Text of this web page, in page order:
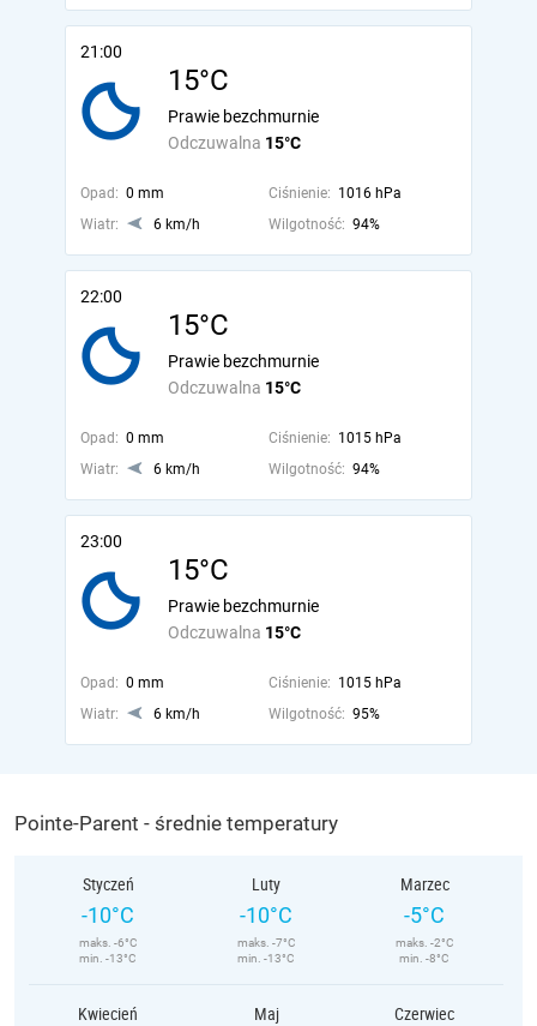
21:00
15°C
Odczuwalna 15°C
Prawie bezchmurnie
Opad: 0 mm Ciśnienie: 1016 hPa
Wiatr:
6 km/h Wilgotność: 94%
22:00
15°C
Odczuwalna 15°C
Prawie bezchmurnie
Opad: 0 mm Ciśnienie: 1015 hPa
Wiatr:
6 km/h Wilgotność: 94%
23:00
15°C
Odczuwalna 15°C
Prawie bezchmurnie
Opad: 0 mm Ciśnienie: 1015 hPa
Wiatr:
6 km/h Wilgotność: 95%
Pointe-Parent - średnie temperatury
Styczeń
-10°C
maks. -6°C
min. -13°C
Luty
-10°C
maks. -7°C
min. -13°C
Marzec
-5°C
maks. -2°C
min. -8°C
Kwiecień Maj Czerwiec